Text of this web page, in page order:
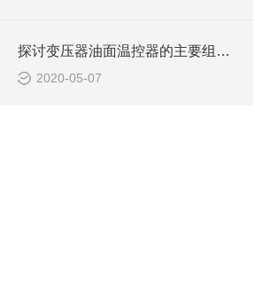
探讨变压器油面温控器的主要组成及功能
2020-05-07